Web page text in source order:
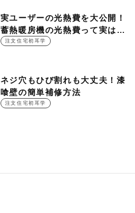
実ユーザーの光熱費を大公開！
蓄熱暖房機の光熱費って実は
○○○円！？
注文住宅初耳学
ネジ穴もひび割れも大丈夫！漆
喰壁の簡単補修方法
注文住宅初耳学